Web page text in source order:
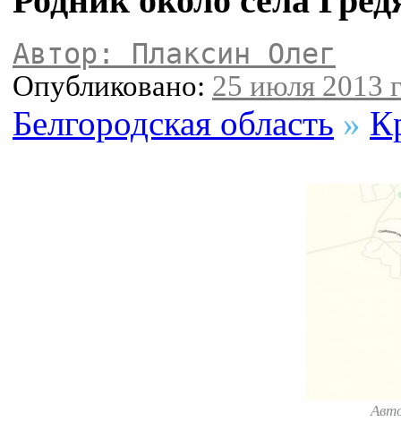
Автор: Плаксин Олег
Опубликовано: 25 июля 2013
Белгородская область »